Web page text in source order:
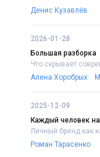
Денис Кузавлёв
2026-01-28
Большая разборка
Что скрывает
Алена Хоробрых
2025-12-09
Каждый человек
Личный бренд как
Роман Тарасенко